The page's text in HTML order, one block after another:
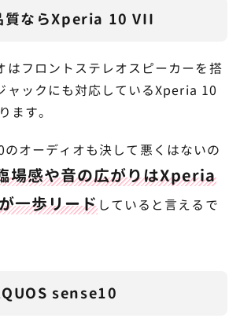
質ならXperia 10 VII
はフロントステレオスピーカーを搭
ャックにも対応しているXperia 10
ます。
オーディオも決して悪くはないの
場感や音の広がりはXperia
一歩リードしていると言えるで
sense10